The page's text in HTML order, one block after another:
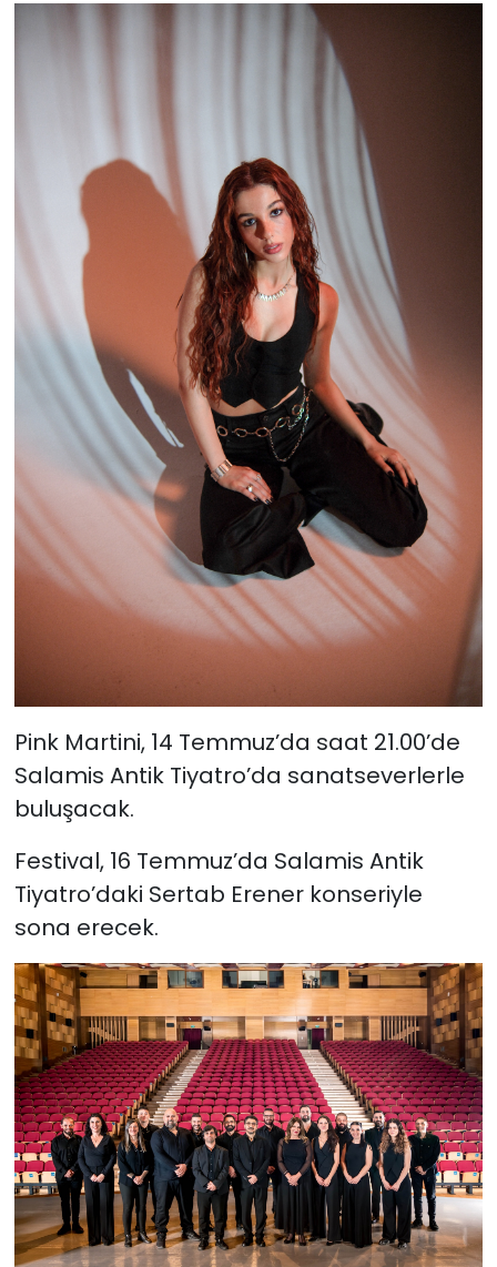
Pink Martini, 14 Temmuz’da saat 21.00’de
Salamis Antik Tiyatro’da sanatseverlerle
buluşacak.
Festival, 16 Temmuz’da Salamis Antik
Tiyatro’daki Sertab Erener konseriyle
sona erecek.